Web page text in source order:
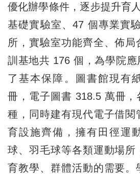
優化辦學條件，逐步提升育
基礎實驗室、47 個專業實
所，實驗室功能齊全、佈局
訓基地共 176 個，為學院
了基本保障。圖書館現有
冊，電子圖書 318.5 萬冊
種，同時建有現代電子借閱
育設施齊備，擁有田徑運
球、羽毛球等各類運動場所
育教學、群體活動的需要。